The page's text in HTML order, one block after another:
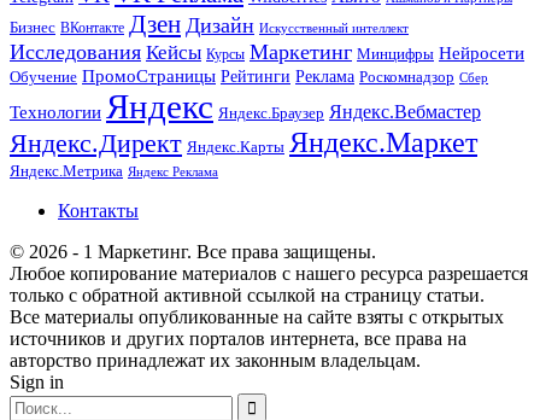
Бизнес ВКонтакте Дзен Дизайн Искусственный интеллект
Исследования Кейсы Курсы Маркетинг Минцифры Нейросети
Обучение ПромоСтраницы Рейтинги Реклама Роскомнадзор Сбер
Технологии Яндекс Яндекс.Браузер Яндекс.Вебмастер
Яндекс.Директ Яндекс.Карты Яндекс.Маркет
Яндекс.Метрика Яндекс Реклама
Контакты
© 2026 - 1 Маркетинг. Все права защищены.
Любое копирование материалов с нашего ресурса разрешается
только с обратной активной ссылкой на страницу статьи.
Все материалы опубликованные на сайте взяты с открытых
источников и других порталов интернета, все права на
авторство принадлежат их законным владельцам.
Sign in